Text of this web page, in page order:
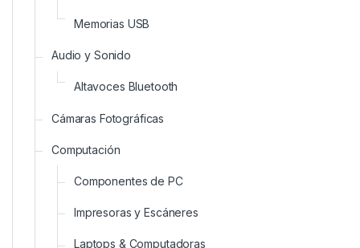
Memorias USB
Audio y Sonido
Altavoces Bluetooth
Cámaras Fotográficas
Computación
Componentes de PC
Impresoras y Escáneres
Laptops & Computadoras